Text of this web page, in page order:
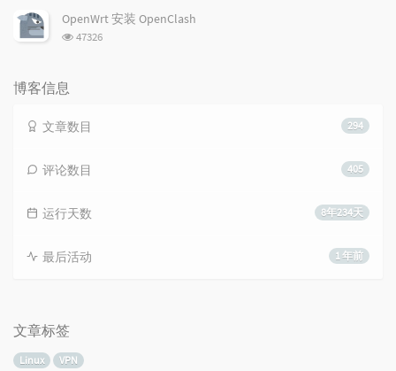
次
OpenWrt 安装 OpenClash
浏
47326
博客信息
294
文章数目
405
评论数目
8年234天
运行天数
1 年前
最后活动
文章标签
Linux VPN